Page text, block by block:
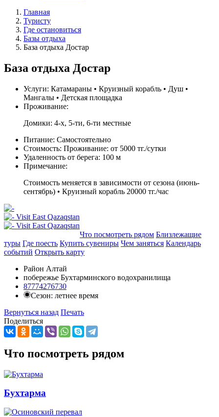
Главная
Туристу
Где остановиться
Базы отдыха
База отдыха Достар
База отдыха Достар
Услуги: Катамараны • Круизный корабль • Душ •
Мангалы • Детская площадка
Проживание:
Домики: 4-х, 5-ти, 6-ти местные
Питание: Самостоятельно
Стоимость: Проживание: от 5000 тг./сутки
Удаленность от берега: 100 м
Примечание:
Стоимость меняется в зависимости от сезона (июнь-
сентябрь) • Круизный корабль 20000 тг./час
Что посмотреть рядом Близлежащие
туры Где поесть Купить сувениры Чем заняться Календарь
событий Открыть карту
Район Алтай
побережье Бухтарминского водохранилища
87774276730
Сезон: летнее время
Вернуться назад Печать
Поделиться
Что посмотреть рядом
Бухтарма